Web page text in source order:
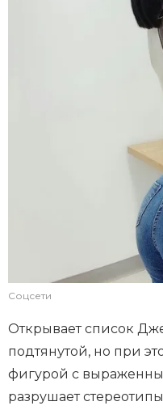
Соцсети
Открывает список
подтянутой, но при
фигурой с
разрушает